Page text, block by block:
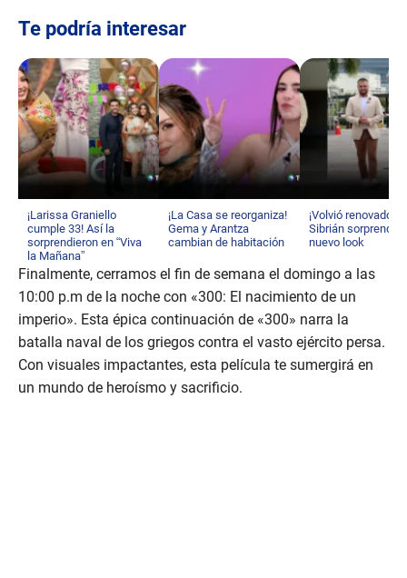
Te podría interesar
¡Larissa Graniello
cumple 33! Así la
sorprendieron en “Viva
la Mañana”
¡La Casa se reorganiza!
Gema y Arantza
cambian de habitación
¡Volvió renovado!
Sibrián sorprende
nuevo look
Finalmente, cerramos el fin de semana el domingo a las
10:00 p.m de la noche con «300: El nacimiento de un
imperio». Esta épica continuación de «300» narra la
batalla naval de los griegos contra el vasto ejército persa.
Con visuales impactantes, esta película te sumergirá en
un mundo de heroísmo y sacrificio.